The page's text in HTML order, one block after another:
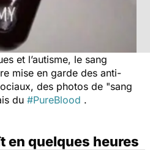
et l’autisme, le sang
mise en garde des anti-
des photos de "sang
du #PureBlood .
en quelques heures